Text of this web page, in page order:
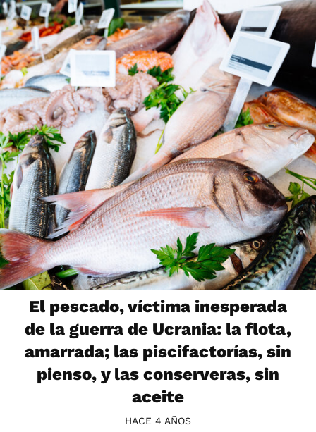
El pescado, víctima inesperada
de la guerra de Ucrania: la flota,
amarrada; las piscifactorías, sin
pienso, y las conserveras, sin
aceite
HACE 4 AÑOS